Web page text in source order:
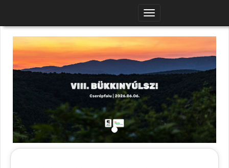
Navigációs
menü